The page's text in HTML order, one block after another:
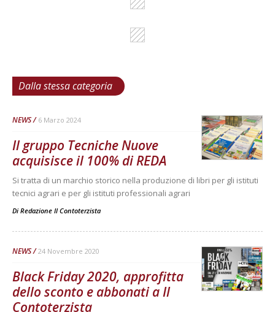
Dalla stessa categoria
NEWS 6 Marzo 2024
Il gruppo Tecniche Nuove
acquisisce il 100% di REDA
Si tratta di un marchio storico nella produzione di libri per gli istituti
tecnici agrari e per gli istituti professionali agrari
Di Redazione Il Contoterzista
NEWS 24 Novembre 2020
Black Friday 2020, approfitta
dello sconto e abbonati a Il
Contoterzista